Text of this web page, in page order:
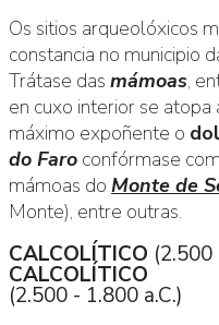
Os sitios arqueolóxicos
constancia no municipio
Trátase das mámoas,
en cuxo interior se atopa
máximo expoñente o
do Faro confórmase
mámoas do Monte de
Monte), entre outras.
CALCOLÍTICO (2.500
CALCOLÍTICO
(2.500 - 1.800 a.C.)